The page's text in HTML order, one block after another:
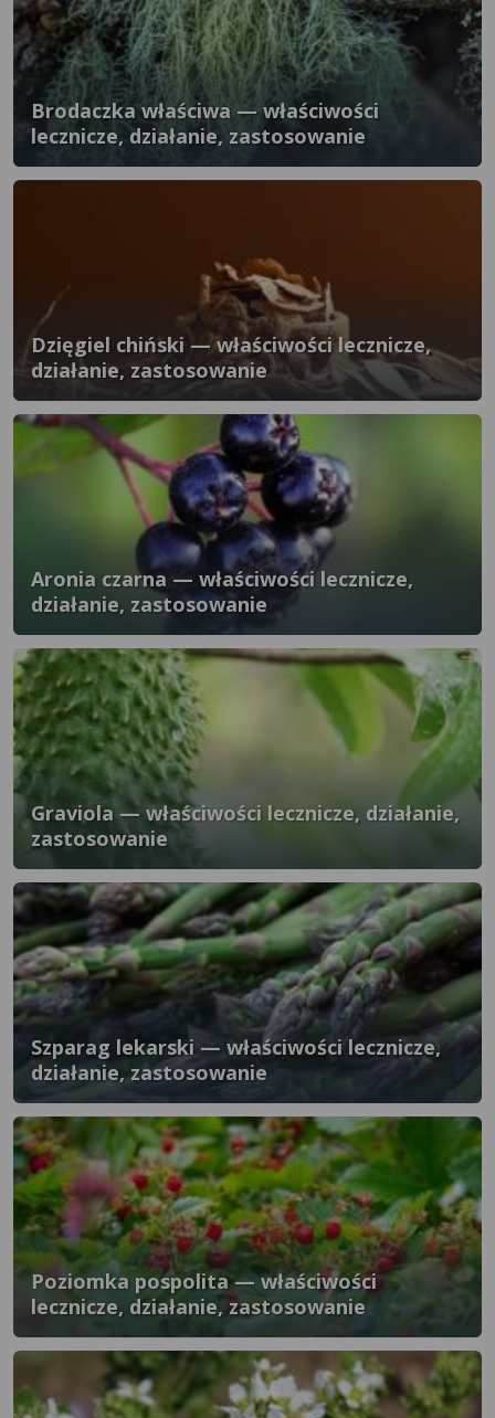
Brodaczka właściwa — właściwości
lecznicze, działanie, zastosowanie
Dzięgiel chiński — właściwości lecznicze,
działanie, zastosowanie
Aronia czarna — właściwości lecznicze,
działanie, zastosowanie
Graviola — właściwości lecznicze, działanie,
zastosowanie
Szparag lekarski — właściwości lecznicze,
działanie, zastosowanie
Poziomka pospolita — właściwości
lecznicze, działanie, zastosowanie